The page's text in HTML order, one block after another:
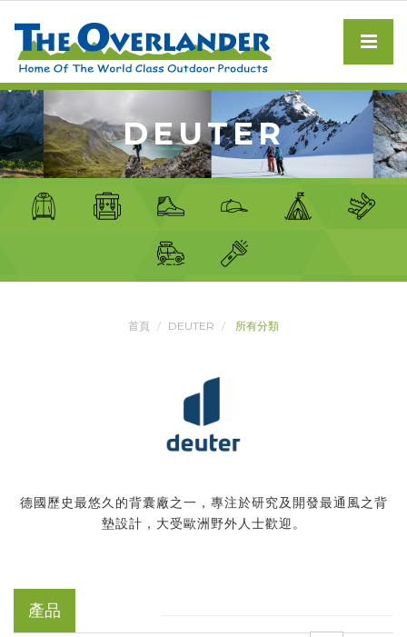
DEUTER
首頁 DEUTER 所有分類
德國歷史最悠久的背囊廠之一，專注於研究及開發最通風之背
墊設計，大受歐洲野外人士歡迎。
產品